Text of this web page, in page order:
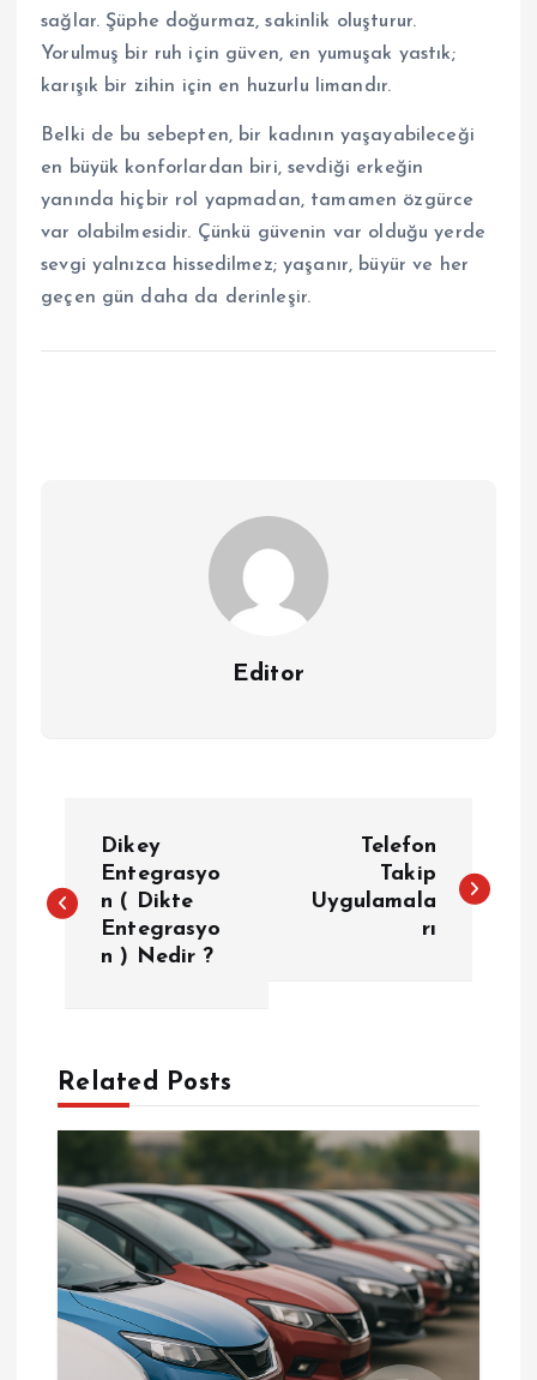
sağlar. Şüphe doğurmaz, sakinlik oluşturur.
Yorulmuş bir ruh için güven, en yumuşak yastık;
karışık bir zihin için en huzurlu limandır.
Belki de bu sebepten, bir kadının yaşayabileceği
en büyük konforlardan biri, sevdiği erkeğin
yanında hiçbir rol yapmadan, tamamen özgürce
var olabilmesidir. Çünkü güvenin var olduğu yerde
sevgi yalnızca hissedilmez; yaşanır, büyür ve her
geçen gün daha da derinleşir.
Editor
a
g
e
z
n
Dikey
Entegrasyo
n ( Dikte
Entegrasyo
n ) Nedir ?
Telefon
Takip
Uygulamala
rı
Related Posts